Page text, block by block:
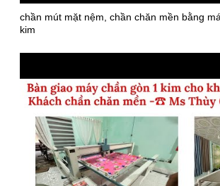
chần mút mặt nệm, chần chăn mền bằng
kim